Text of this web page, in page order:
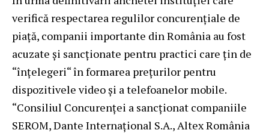
verifică respectarea regulilor concurențiale de
piață, companii importante din România au fost
acuzate și sancționate pentru practici care țin de
“înțelegeri“ în formarea prețurilor pentru
dispozitivele video și a telefoanelor mobile.
“Consiliul Concurenţei a sancționat companiile
SEROM, Dante Internațional S.A., Altex România